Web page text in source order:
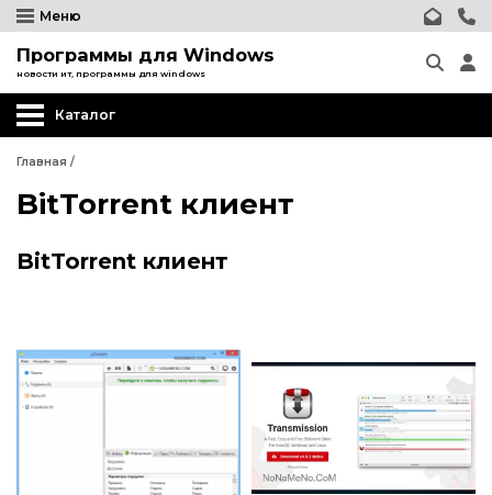
Меню
Программы для Windows
новости ит, программы для windows
Каталог
Главная /
BitTorrent клиент
BitTorrent клиент